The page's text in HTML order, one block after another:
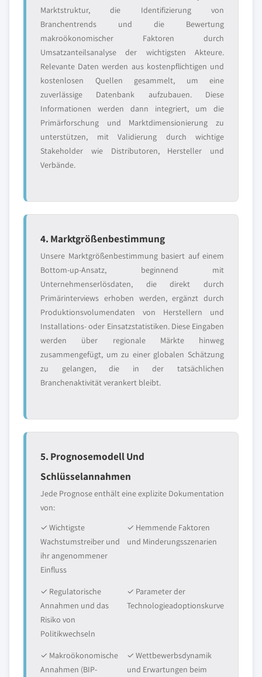
Marktstruktur, die Identifizierung von
Branchentrends und die Bewertung
makroökonomischer Faktoren durch
Umsatzanteilsanalyse der wichtigsten Akteure.
Relevante Daten werden aus kostenpflichtigen und
kostenlosen Quellen gesammelt, um eine
zuverlässige Datenbank aufzubauen. Diese
Informationen werden dann integriert, um die
Primärforschung und Marktdimensionierung zu
unterstützen, mit Validierung durch wichtige
Stakeholder wie Distributoren, Hersteller und
Verbände.
4. Marktgrößenbestimmung
Unsere Marktgrößenbestimmung basiert auf einem
Bottom-up-Ansatz, beginnend mit
Unternehmenserlösdaten, die direkt durch
Primärinterviews erhoben werden, ergänzt durch
Produktionsvolumendaten von Herstellern und
Installations- oder Einsatzstatistiken. Diese Eingaben
werden über regionale Märkte hinweg
zusammengefügt, um zu einer globalen Schätzung
zu gelangen, die in der tatsächlichen
Branchenaktivität verankert bleibt.
5. Prognosemodell Und
Schlüsselannahmen
Jede Prognose enthält eine explizite Dokumentation
von:
✓ Wichtigste
Wachstumstreiber und
ihr angenommener
Einfluss
✓ Hemmende Faktoren
und Minderungsszenarien
✓ Regulatorische
Annahmen und das
Risiko von
Politikwechseln
✓ Parameter der
Technologieadoptionskurve
✓ Makroökonomische
Annahmen (BIP-
✓ Wettbewerbsdynamik
und Erwartungen beim